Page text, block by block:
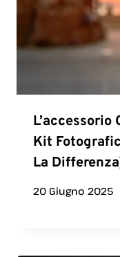
Kit
La
20 Giugno 2025